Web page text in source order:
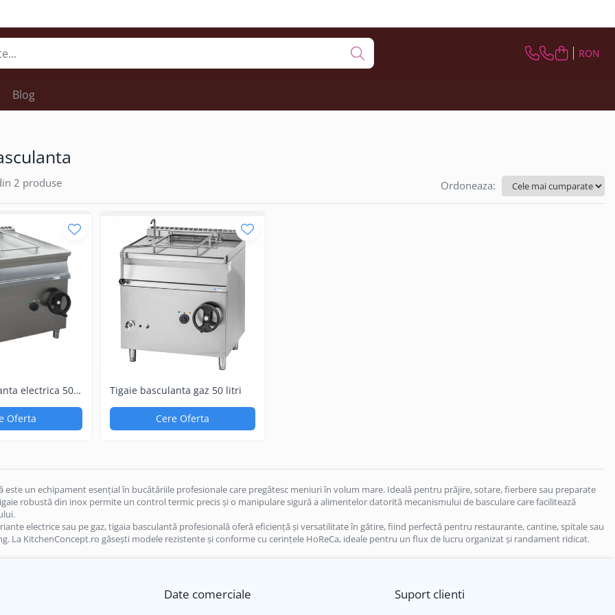
RON
Blog
2 produse Ordoneaza:
electrica 50
Oferta
Tigaie basculanta gaz 50 litri
Cere Oferta
este un echipament esențial în bucătăriile profesionale care pregătesc meniuri în volum mare. Ideală pentru prăjire, sotare, fierbere sau preparate
robustă din inox permite un control termic precis și o manipulare sigură a alimentelor datorită mecanismului de basculare care facilitează
electrice sau pe gaz, tigaia basculantă profesională oferă eficiență și versatilitate în gătire, fiind perfectă pentru restaurante, cantine, spitale sau
La KitchenConcept.ro găsești modele rezistente și conforme cu cerințele HoReCa, ideale pentru un flux de lucru organizat și randament ridicat.
Date comerciale Suport clienti